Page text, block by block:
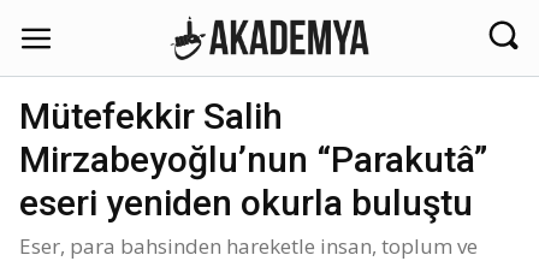
Mütefekkir Salih
Mirzabeyoğlu’nun “Parakutâ”
eseri yeniden okurla buluştu
Eser, para bahsinden hareketle insan, toplum ve